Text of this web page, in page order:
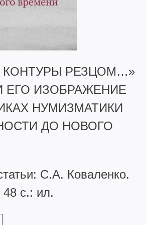
КОНТУРЫ РЕЗЦОМ…»
ЕГО ИЗОБРАЖЕНИЕ
НУМИЗМАТИКИ
ДО НОВОГО
С.А. Коваленко.
с.: ил.